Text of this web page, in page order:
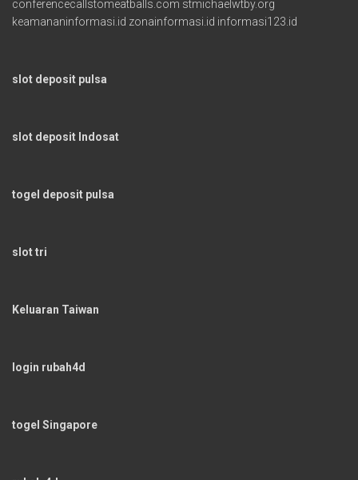
conferencecallstomeatballs.com stmichaelwtby.org
keamananinformasi.id zonainformasi.id informasi123.id
slot deposit pulsa
slot deposit Indosat
togel deposit pulsa
slot tri
Keluaran Taiwan
login rubah4d
togel Singapore